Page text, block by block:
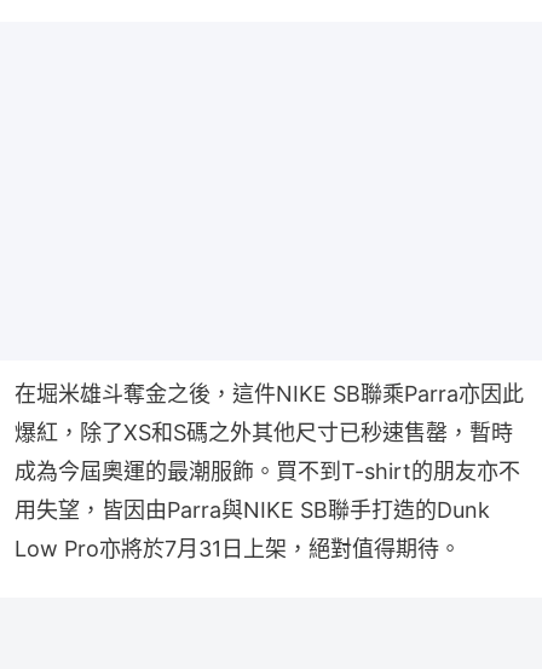
在堀米雄斗奪金之後，這件NIKE SB聯乘Parra亦因此
爆紅，除了XS和S碼之外其他尺寸已秒速售罄，暫時
成為今屆奧運的最潮服飾。買不到T-shirt的朋友亦不
用失望，皆因由Parra與NIKE SB聯手打造的Dunk
Low Pro亦將於7月31日上架，絕對值得期待。